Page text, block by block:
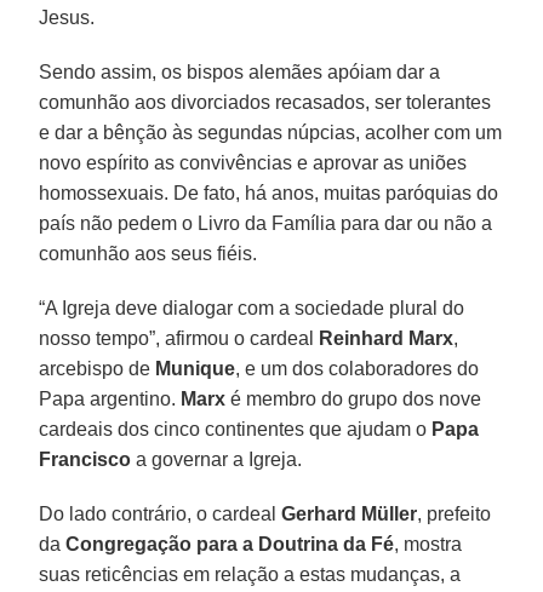
Jesus.
Sendo assim, os bispos alemães apóiam dar a
comunhão aos divorciados recasados, ser tolerantes
e dar a bênção às segundas núpcias, acolher com um
novo espírito as convivências e aprovar as uniões
homossexuais. De fato, há anos, muitas paróquias do
país não pedem o Livro da Família para dar ou não a
comunhão aos seus fiéis.
“A Igreja deve dialogar com a sociedade plural do
nosso tempo”, afirmou o cardeal
Reinhard Marx,
arcebispo de Munique, e um dos colaboradores do
Papa argentino. Marx é membro do grupo dos nove
cardeais dos cinco continentes que ajudam o Papa
Francisco a governar a Igreja.
Do lado contrário, o cardealGerhard Müller, prefeito
daCongregação para a Doutrina da Fé, mostra
suas reticências em relação a estas mudanças, a